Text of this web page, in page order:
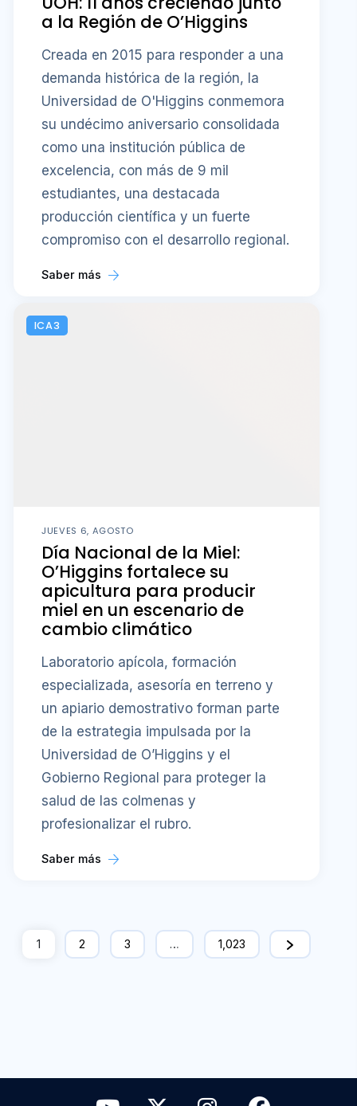
a la Región de O’Higgins
Creada en 2015 para responder a una
demanda histórica de la región, la
Universidad de O'Higgins conmemora
su undécimo aniversario consolidada
como una institución pública de
excelencia, con más de 9 mil
estudiantes, una destacada
producción científica y un fuerte
compromiso con el desarrollo regional.
Saber más
ICA3
JUEVES 6, AGOSTO
Día Nacional de la Miel:
O’Higgins fortalece su
apicultura para producir
miel en un escenario de
cambio climático
Laboratorio apícola, formación
especializada, asesoría en terreno y
un apiario demostrativo forman parte
de la estrategia impulsada por la
Universidad de O’Higgins y el
Gobierno Regional para proteger la
salud de las colmenas y
profesionalizar el rubro.
Saber más
1 2 3 … 1,023